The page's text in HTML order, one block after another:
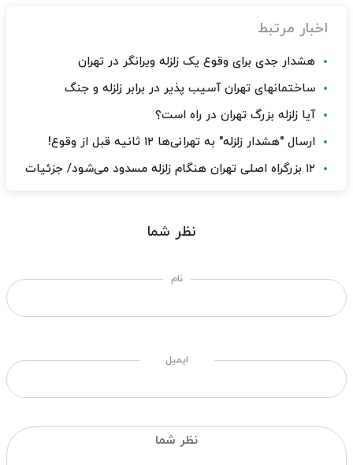
اخبار مرتبط
هشدار جدی برای وقوع یک زلزله ویرانگر در تهران
ساختمانهای تهران آسیب پذیر در برابر زلزله و جنگ
آیا زلزله بزرگ تهران در راه است؟
ارسال "هشدار زلزله" به تهرانی‌ها ۱۲ ثانیه قبل از وقوع!
۱۲ بزرگراه اصلی تهران هنگام زلزله مسدود می‌شود/ جزئیات
نظر شما
نام
ایمیل